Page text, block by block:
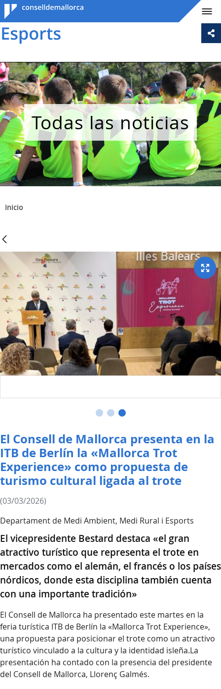
Consell de
Mallorca
Todas las noticias
Inicio
El Consell de Mallorca presenta en la
ITB de Berlín la «Mallorca Trot
Experience» como propuesta de
turismo cultural ligada al trote
(03/03/2026)
Departament de Medi Ambient, Medi Rural i Esports
El vicepresidente Bestard destaca «el gran
atractivo turístico que representa el trote en
mercados como el alemán, el francés o los países
nórdicos, donde esta disciplina también cuenta
con una importante tradición»
El Consell de Mallorca ha presentado este martes en la
feria turística ITB de Berlín la «Mallorca Trot Experience»,
una propuesta para posicionar el trote como un atractivo
turístico vinculado a la cultura y la identidad isleña.La
presentación ha contado con la presencia del presidente
del Consell de Mallorca, Llorenç Galmés.